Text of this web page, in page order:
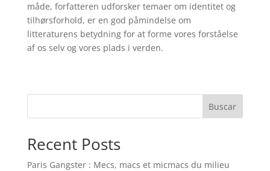
måde, forfatteren udforsker temaer om identitet og
tilhørsforhold, er en god påmindelse om
litteraturens betydning for at forme vores forståelse
af os selv og vores plads i verden.
Buscar
Recent Posts
Paris Gangster : Mecs, macs et micmacs du milieu